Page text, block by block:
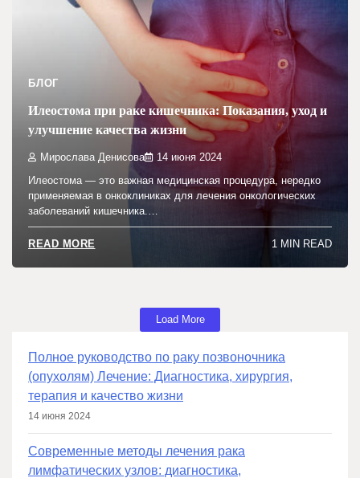
БЛОГ
Илеостома при раке кишечника: Показания, уход и
улучшение качества жизни
Мирослава Денисова 14 июня 2024
Илеостома — это важная медицинская процедура, нередко
применяемая в онкоклиниках для лечения онкологических
заболеваний кишечника.…
READ MORE 1 MIN READ
Load More
Полное руководство по раку позвоночника
(опухолям) Лечение: Диагностика, хирургия,
терапия и качество жизни
14 июня 2024
Современные методы лечения рака
лимфатических узлов: диагностика,